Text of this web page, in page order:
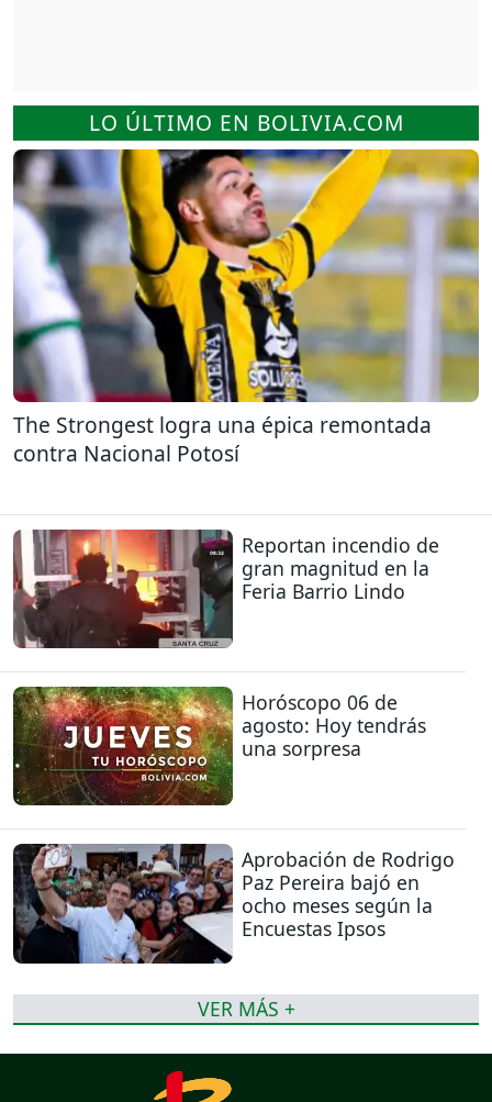
LO ÚLTIMO EN BOLIVIA.COM
The Strongest logra una épica remontada
contra Nacional Potosí
Reportan incendio de
gran magnitud en la
Feria Barrio Lindo
Horóscopo 06 de
agosto: Hoy tendrás
una sorpresa
Aprobación de Rodrigo
Paz Pereira bajó en
ocho meses según la
Encuestas Ipsos
VER MÁS +